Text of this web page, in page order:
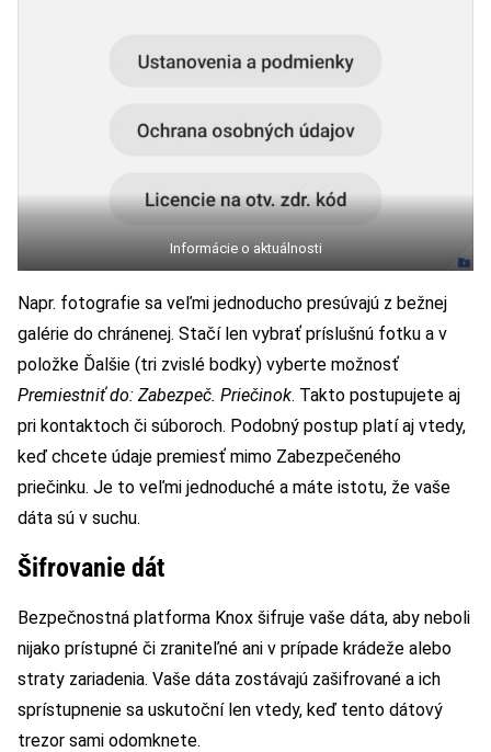
Informácie o aktuálnosti
Napr. fotografie sa veľmi jednoducho presúvajú z bežnej
galérie do chránenej. Stačí len vybrať príslušnú fotku a v
položke Ďalšie (tri zvislé bodky) vyberte možnosť
Premiestniť do: Zabezpeč. Priečinok. Takto postupujete aj
pri kontaktoch či súboroch. Podobný postup platí aj vtedy,
keď chcete údaje premiesť mimo Zabezpečeného
priečinku. Je to veľmi jednoduché a máte istotu, že vaše
dáta sú v suchu.
Šifrovanie dát
Bezpečnostná platforma Knox šifruje vaše dáta, aby neboli
nijako prístupné či zraniteľné ani v prípade krádeže alebo
straty zariadenia. Vaše dáta zostávajú zašifrované a ich
sprístupnenie sa uskutoční len vtedy, keď tento dátový
trezor sami odomknete.